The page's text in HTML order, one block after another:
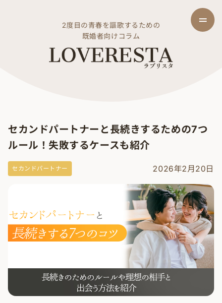
2度目の青春を謳歌するための
既婚者向けコラム
セカンドパートナーと長続きするための7つ
ルール！失敗するケースも紹介
セカンドパートナー 2026年2月20日